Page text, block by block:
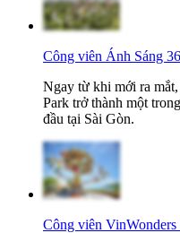
Công viên Ánh Sáng
Ngay từ khi mới ra
Park trở thành một
đầu tại Sài Gòn.
Công viên VinWonders